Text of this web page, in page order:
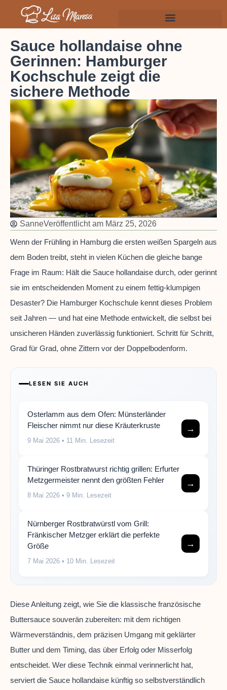
Sauce hollandaise ohne
Gerinnen: Hamburger
Kochschule zeigt die
sichere Methode
SanneVeröffentlicht am März 25, 2026
Wenn der Frühling in Hamburg die ersten weißen Spargeln aus
dem Boden treibt, steht in vielen Küchen die gleiche bange
Frage im Raum: Hält die Sauce hollandaise durch, oder gerinnt
sie im entscheidenden Moment zu einem fettig-klumpigen
Desaster? Die Hamburger Kochschule kennt dieses Problem
seit Jahren — und hat eine Methode entwickelt, die selbst bei
unsicheren Händen zuverlässig funktioniert. Schritt für Schritt,
Grad für Grad, ohne Zittern vor der Doppelbodenform.
LESEN SIE AUCH
Osterlamm aus dem Ofen: Münsterländer
Fleischer nimmt nur diese Kräuterkruste
9 Mai 2026 • 11 Min. Lesezeit
→
Thüringer Rostbratwurst richtig grillen: Erfurter
Metzgermeister nennt den größten Fehler
8 Mai 2026 • 9 Min. Lesezeit
→
Nürnberger Rostbratwürstl vom Grill:
Fränkischer Metzger erklärt die perfekte
Größe
7 Mai 2026 • 10 Min. Lesezeit
→
Diese Anleitung zeigt, wie Sie die klassische französische
Buttersauce souverän zubereiten: mit dem richtigen
Wärmeverständnis, dem präzisen Umgang mit geklärter
Butter und dem Timing, das über Erfolg oder Misserfolg
entscheidet. Wer diese Technik einmal verinnerlicht hat,
serviert die Sauce hollandaise künftig so selbstverständlich